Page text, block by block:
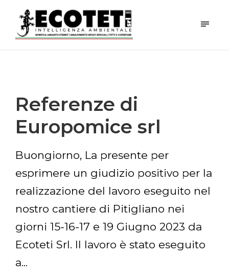
Referenze di
Europomice srl
Buongiorno, La presente per
esprimere un giudizio positivo per la
realizzazione del lavoro eseguito nel
nostro cantiere di Pitigliano nei
giorni 15-16-17 e 19 Giugno 2023 da
Ecoteti Srl. Il lavoro è stato eseguito
a...